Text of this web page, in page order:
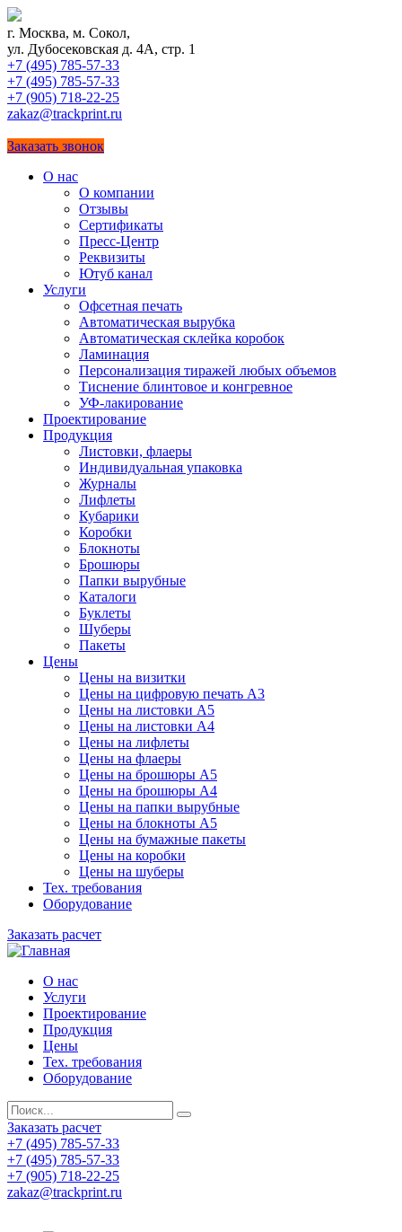
г. Москва, м. Сокол,
ул. Дубосековская д. 4А, стр. 1
+7 (495) 785-57-33
+7 (495) 785-57-33
+7 (905) 718-22-25
zakaz@trackprint.ru
Заказать звонок
О нас
О компании
Отзывы
Сертификаты
Пресс-Центр
Реквизиты
Ютуб канал
Услуги
Офсетная печать
Автоматическая вырубка
Автоматическая склейка коробок
Ламинация
Персонализация тиражей любых объемов
Тиснение блинтовое и конгревное
УФ-лакирование
Проектирование
Продукция
Листовки, флаеры
Индивидуальная упаковка
Журналы
Лифлеты
Кубарики
Коробки
Блокноты
Брошюры
Папки вырубные
Каталоги
Буклеты
Шуберы
Пакеты
Цены
Цены на визитки
Цены на цифровую печать А3
Цены на листовки А5
Цены на листовки А4
Цены на лифлеты
Цены на флаеры
Цены на брошюры А5
Цены на брошюры А4
Цены на папки вырубные
Цены на блокноты А5
Цены на бумажные пакеты
Цены на коробки
Цены на шуберы
Тех. требования
Оборудование
Заказать расчет
О нас
Услуги
Проектирование
Продукция
Цены
Тех. требования
Оборудование
Заказать расчет
+7 (495) 785-57-33
+7 (495) 785-57-33
+7 (905) 718-22-25
zakaz@trackprint.ru